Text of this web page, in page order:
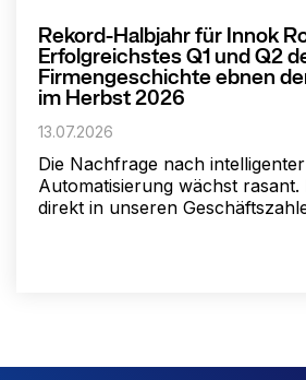
Rekord-Halbjahr für Innok
Erfolgreichstes Q1 und Q2
Firmengeschichte ebnen
im Herbst 2026
13.07.2026
Die Nachfrage nach
Automatisierung wächst rasant.
direkt in unseren